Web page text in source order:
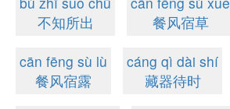
不知所出
餐风宿草
cān fēng sù lù
餐风宿露
cáng qì dài shí
藏器待时